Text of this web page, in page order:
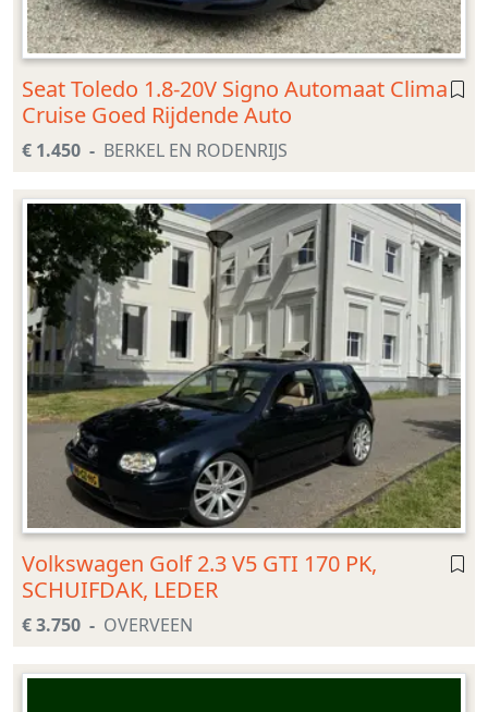
Seat Toledo 1.8-20V Signo Automaat Clima
Cruise Goed Rijdende Auto
€ 1.450 BERKEL EN RODENRIJS
Volkswagen Golf 2.3 V5 GTI 170 PK,
SCHUIFDAK, LEDER
€ 3.750 OVERVEEN